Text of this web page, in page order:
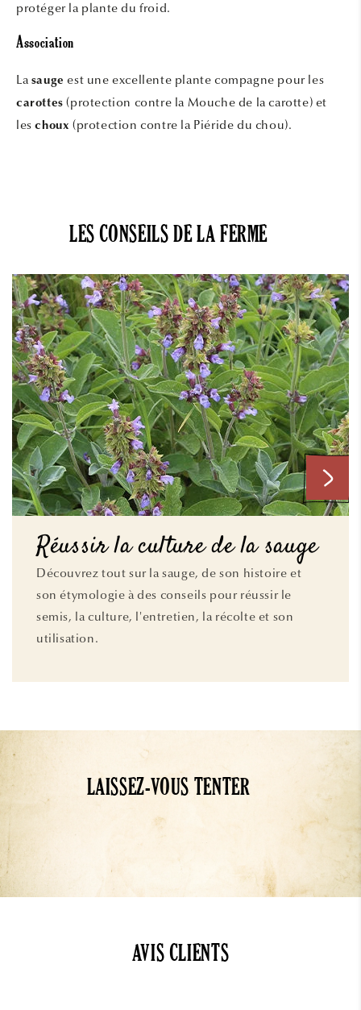
protéger la plante du froid.
Association
La sauge est une excellente plante compagne pour les
carottes (protection contre la Mouche de la carotte) et
leschoux (protection contre la Piéride du chou).
LES CONSEILS DE LA FERME
Réussir la culture de la sauge
Découvrez tout sur la sauge, de son histoire et
son étymologie à des conseils pour réussir le
semis, la culture, l'entretien, la récolte et son
utilisation.
LAISSEZ-VOUS TENTER
AVIS CLIENTS